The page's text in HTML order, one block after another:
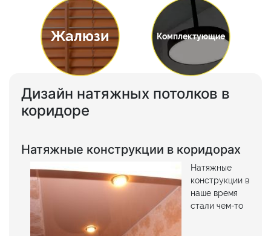
Жалюзи Комплектующие
Дизайн натяжных потолков в
коридоре
Натяжные конструкции в коридорах
Натяжные
конструкции в
наше время
стали чем-то